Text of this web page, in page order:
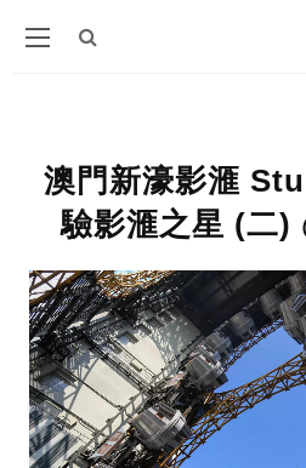
澳門新濠影滙
驗影滙之星 (二